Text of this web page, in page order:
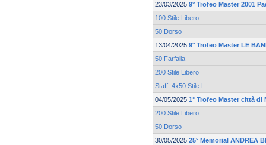
23/03/2025 9° Trofeo Master 2001
100 Stile Libero
50 Dorso
13/04/2025 9° Trofeo Master LE
50 Farfalla
200 Stile Libero
Staff. 4x50 Stile L.
04/05/2025 1° Trofeo Master città di
200 Stile Libero
50 Dorso
30/05/2025 25° Memorial ANDREA